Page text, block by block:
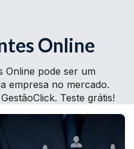
Online
Online pode ser um
empresa no mercado.
Teste grátis!